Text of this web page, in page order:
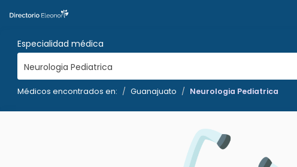
Especialidad médica
Neurologia Pediatrica
Médicos encontrados en: Guanajuato Neurologia Pediatrica